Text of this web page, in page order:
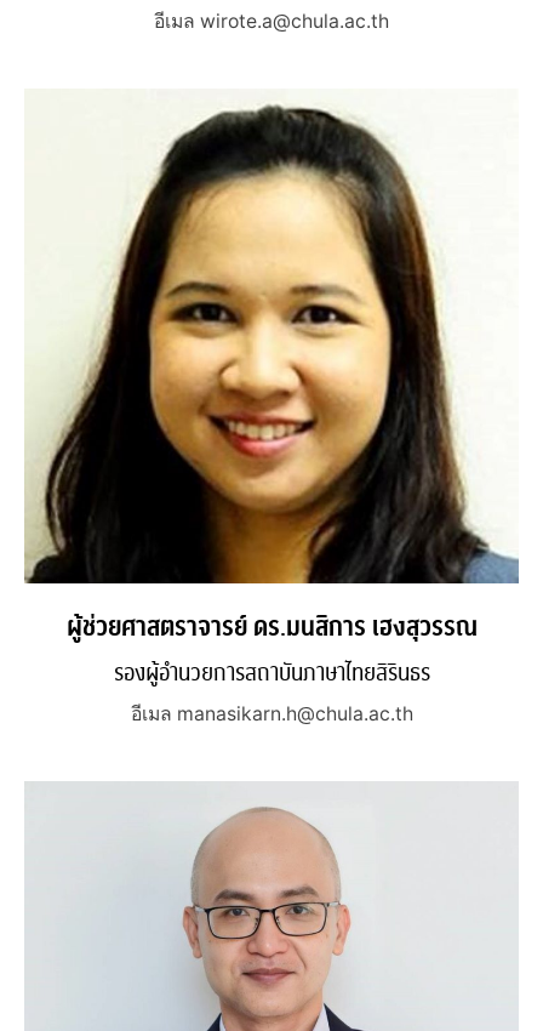
อีเมล wirote.a@chula.ac.th
ผู้ช่วยศาสตราจารย์ ดร.มนสิการ เฮงสุวรรณ
รองผู้อำนวยการสถาบันภาษาไทยสิรินธร
อีเมล manasikarn.h@chula.ac.th